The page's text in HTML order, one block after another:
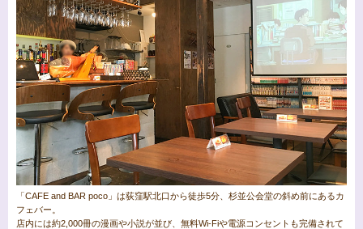
「CAFE and BAR poco」は荻窪駅北口から徒歩5分、杉並公会堂の斜め前にあるカ
フェバー。
店内には約2,000冊の漫画や小説が並び、無料Wi-Fiや電源コンセントも完備されて